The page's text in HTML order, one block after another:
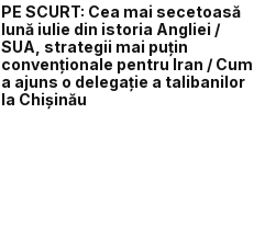
PE SCURT: Cea mai secetoasă
lună iulie din istoria Angliei /
SUA, strategii mai puțin
convenționale pentru Iran / Cum
a ajuns o delegație a talibanilor
la Chișinău